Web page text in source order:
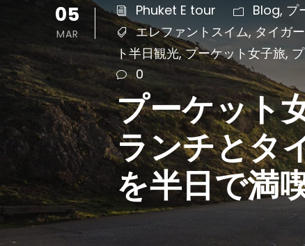
05
MAR
Phuket E tour Blog, プ
エレファントスイム, タイガ
ト半日観光, プーケット女子旅,
0
プーケット
ランチとタ
を半日で満